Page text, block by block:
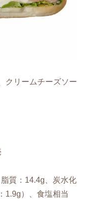
クリームチーズソー
質：14.4g、炭水化
1.9g）、食塩相当